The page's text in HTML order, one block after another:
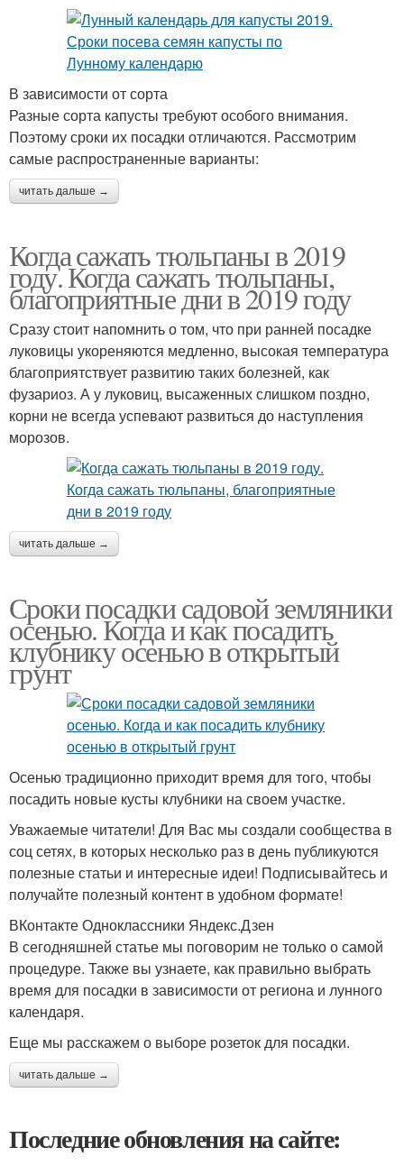
В зависимости от сорта
Разные сорта капусты требуют особого внимания.
Поэтому сроки их посадки отличаются. Рассмотрим
самые распространенные варианты:
читать дальше →
Когда сажать тюльпаны в 2019
году. Когда сажать тюльпаны,
благоприятные дни в 2019 году
Сразу стоит напомнить о том, что при ранней посадке
луковицы укореняются медленно, высокая температура
благоприятствует развитию таких болезней, как
фузариоз. А у луковиц, высаженных слишком поздно,
корни не всегда успевают развиться до наступления
морозов.
читать дальше →
Сроки посадки садовой земляники
осенью. Когда и как посадить
клубнику осенью в открытый
грунт
Осенью традиционно приходит время для того, чтобы
посадить новые кусты клубники на своем участке.
Уважаемые читатели! Для Вас мы создали сообщества в
соц сетях, в которых несколько раз в день публикуются
полезные статьи и интересные идеи! Подписывайтесь и
получайте полезный контент в удобном формате!
ВКонтакте Одноклассники Яндекс.Дзен
В сегодняшней статье мы поговорим не только о самой
процедуре. Также вы узнаете, как правильно выбрать
время для посадки в зависимости от региона и лунного
календаря.
Еще мы расскажем о выборе розеток для посадки.
читать дальше →
Последние обновления на сайте: